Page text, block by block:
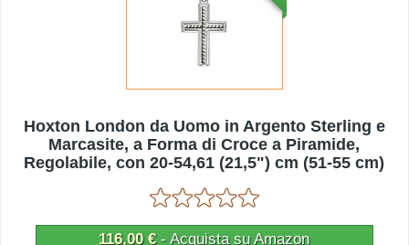
Hoxton London da Uomo in Argento Sterling e
Marcasite, a Forma di Croce a Piramide,
Regolabile, con 20-54,61 (21,5") cm (51-55 cm)
116,00 €- Acquista su Amazon